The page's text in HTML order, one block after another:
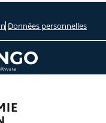
Données personnelles